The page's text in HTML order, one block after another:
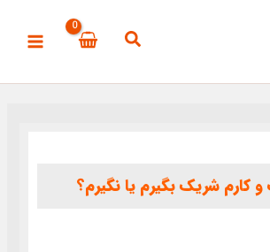
کارم شریک بگیرم یا نگیرم؟